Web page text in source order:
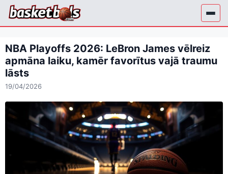
Skip
NBA Playoffs 2026: LeBron James vēlreiz
apmāna laiku, kamēr favorītus vajā traumu
lāsts
19/04/2026